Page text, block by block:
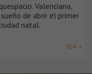
Valenciana,
de abrir el primer
natal.
VER +